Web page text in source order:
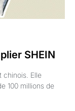
SHEIN
chinois. Elle
100 millions de